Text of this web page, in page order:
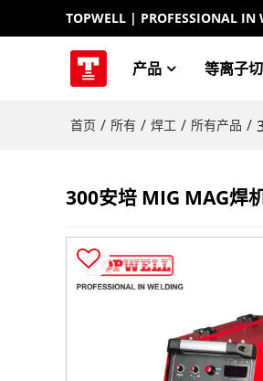
TOPWELL | PROFESSIONAL IN
产品 等离子
首页 / 所有 / 焊工 / 所有产品 /
300安培 MIG MAG焊